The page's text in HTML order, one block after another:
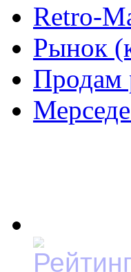
Retro-
Рынок
Продам